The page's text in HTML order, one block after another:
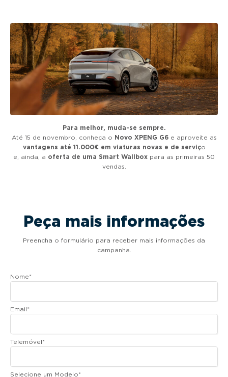
t
i
o
n
Para melhor, muda-se sempre.
Até 15 de novembro, conheça o Novo XPENG G6e aproveite as
vantagens até 11.000€ em viaturas novas e de serviço
e, ainda, a oferta de uma Smart Wallbox para as primeiras 50
vendas.
Peça mais informações
Preencha o formulário para receber mais informações da
campanha.
Nome*
Email*
Telemóvel*
Selecione um Modelo*